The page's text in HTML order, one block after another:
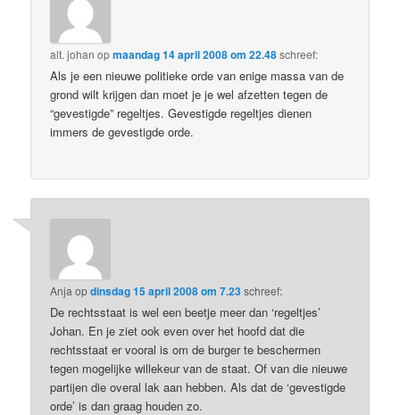
alt. johan opmaandag 14 april 2008 om 22.48schreef:
Als je een nieuwe politieke orde van enige massa van de
grond wilt krijgen dan moet je je wel afzetten tegen de
“gevestigde” regeltjes. Gevestigde regeltjes dienen
immers de gevestigde orde.
Anja opdinsdag 15 april 2008 om 7.23schreef:
De rechtsstaat is wel een beetje meer dan ‘regeltjes’
Johan. En je ziet ook even over het hoofd dat die
rechtsstaat er vooral is om de burger te beschermen
tegen mogelijke willekeur van de staat. Of van die nieuwe
partijen die overal lak aan hebben. Als dat de ‘gevestigde
orde’ is dan graag houden zo.